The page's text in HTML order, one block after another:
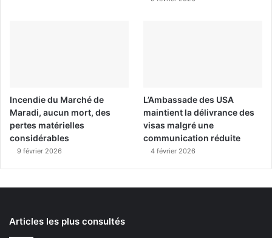
Incendie du Marché de
Maradi, aucun mort, des
pertes matérielles
considérables
9 février 2026
L’Ambassade des USA
maintient la délivrance des
visas malgré une
communication réduite
4 février 2026
Articles les plus consultés